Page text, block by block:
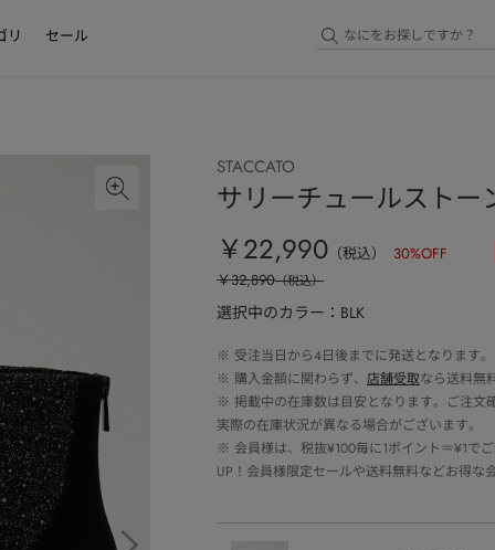
リ セール
STACCATO
サリーチュールストー
￥22,990 （税込） 30%OFF
￥32,890（税込）
選択中のカラー：BLK
※ 受注当日から4日後までに発送となります
※ 購入金額に関わらず、 店舗受取なら送料無
※ 掲載中の在庫数は目安となります。ご注文
実際の在庫状況が異なる場合がございます。
※ 会員様は、税抜¥100毎に1ポイント＝¥1で
UP！会員様限定セールや送料無料などお得な